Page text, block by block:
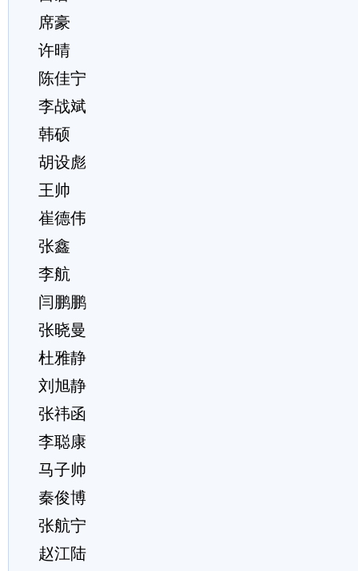
席豪
许晴
陈佳宁
李战斌
韩硕
胡设彪
王帅
崔德伟
张鑫
李航
闫鹏鹏
张晓曼
杜雅静
刘旭静
张祎函
李聪康
马子帅
秦俊博
张航宁
赵江陆